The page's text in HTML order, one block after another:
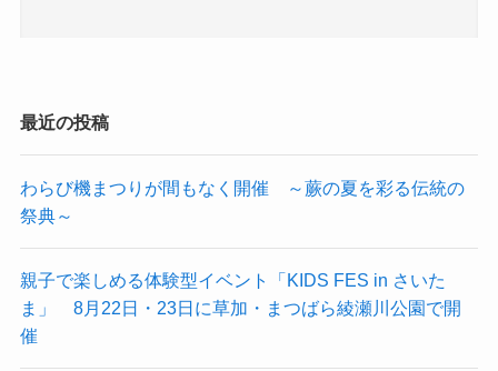
最近の投稿
わらび機まつりが間もなく開催 ～蕨の夏を彩る伝統の
祭典～
親子で楽しめる体験型イベント「KIDS FES in さいた
ま」 8月22日・23日に草加・まつばら綾瀬川公園で開
催